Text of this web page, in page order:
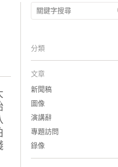
分類
文章
新聞稿
圖像
演講辭
專題訪問
錄像